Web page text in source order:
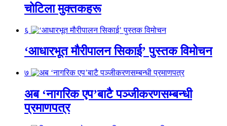
चोटिला मुक्तकहरू
६
‘आधारभूत मौरीपालन सिकाई’ पुस्तक विमोचन
७
अब ‘नागरिक एप’बाटै पञ्जीकरणसम्बन्धी
प्रमाणपत्र